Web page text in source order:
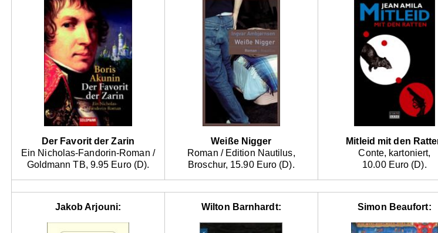
Der Favorit der Zarin
Ein Nicholas-Fandorin-Roman /
Goldmann TB, 9.95 Euro (D).
Weiße Nigger
Roman / Edition Nautilus,
Broschur, 15.90 Euro (D).
Mitleid mit den
Conte, kartoniert,
10.00 Euro (D).
Jakob Arjouni: Wilton Barnhardt: Simon Beaufort: